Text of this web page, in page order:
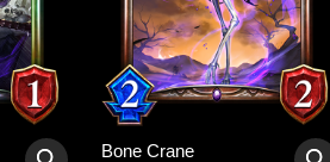
Bone Crane